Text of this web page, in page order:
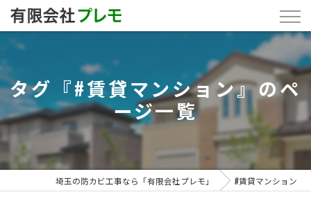
タグ『#賃貸マンション』のペ
ージ一覧
埼玉の防カビ工事なら「有限会社プレモ」 #賃貸マンション